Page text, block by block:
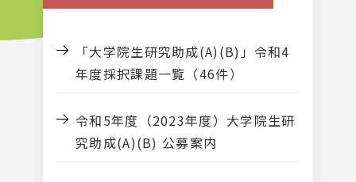
「大学院生研究助成(A)(B)」令和4
年度採択課題一覧（46件）
令和5年度（2023年度）大学院生研
究助成(A)(B) 公募案内